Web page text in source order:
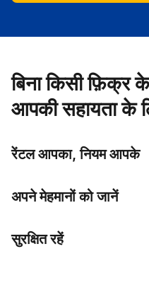
बिना किसी फ़िक्र
आपकी सहायता के
रेंटल आपका, नियम आपके
अपने मेहमानों को जानें
सुरक्षित रहें